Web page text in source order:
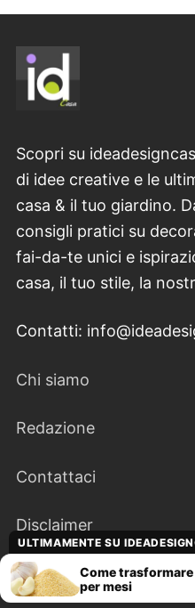
Scopri su
di idee creative e le
casa & il tuo giardino.
consigli pratici su
fai-da-te unici e
casa, il tuo stile, la
Contatti:
Chi siamo
Redazione
Contattaci
Disclaimer
Gestisci consenso
ULTIMAMENTE SU
Come trasformare
per mesi